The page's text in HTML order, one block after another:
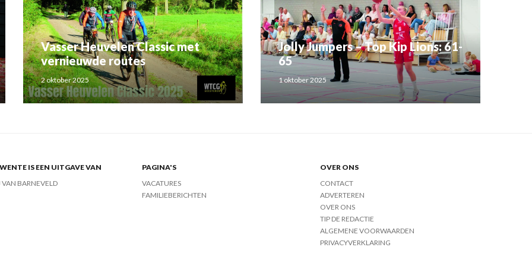
Vasser Heuvelen Classic met
vernieuwde routes
2 oktober 2025
Jolly Jumpers – Top Kip Lions: 61-
65
1 oktober 2025
IS EEN UITGAVE VAN
VAN BARNEVELD
PAGINA'S
VACATURES
FAMILIEBERICHTEN
OVER ONS
CONTACT
ADVERTEREN
OVER ONS
TIP DE REDACTIE
ALGEMENE VOORWAARDEN
PRIVACYVERKLARING